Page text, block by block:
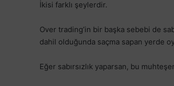
İkisi farklı şeylerdir.
Over trading’in bir başka sebebi de
dahil olduğunda saçma sapan yerde
Eğer sabırsızlık yaparsan, bu